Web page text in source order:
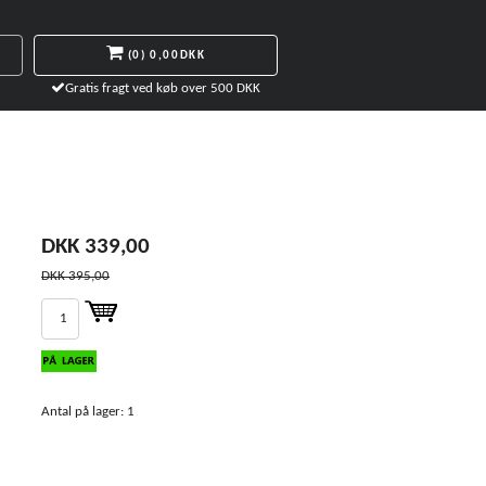
(0)0,00DKK
Gratis fragt ved køb over 500 DKK
DKK 339,00
DKK 395,00
Antal på lager: 1